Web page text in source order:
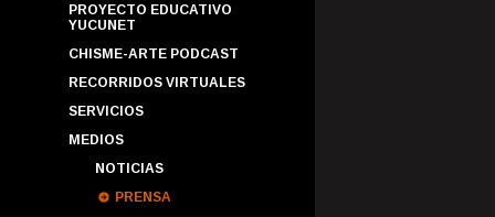
PROYECTO EDUCATIVO
YUCUNET
CHISME-ARTE PODCAST
RECORRIDOS VIRTUALES
SERVICIOS
MEDIOS
NOTICIAS
PRENSA